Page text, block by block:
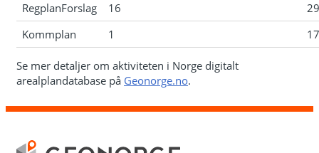
RegplanForslag
16
Kommplan
1
Se mer detaljer om aktiviteten i Norge digitalt
arealplandatabase på Geonorge.no.